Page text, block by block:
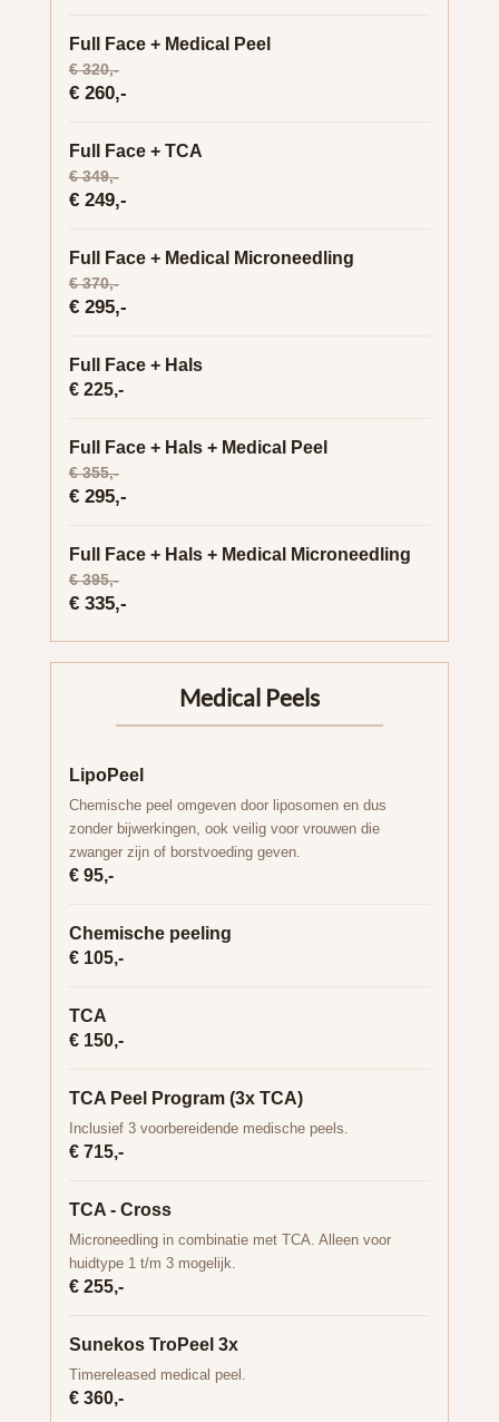
Full Face + Medical Peel
€ 320,-
€ 260,-
Full Face + TCA
€ 349,-
€ 249,-
Full Face + Medical Microneedling
€ 370,-
€ 295,-
Full Face + Hals
€ 225,-
Full Face + Hals + Medical Peel
€ 355,-
€ 295,-
Full Face + Hals + Medical Microneedling
€ 395,-
€ 335,-
Medical Peels
LipoPeel
Chemische peel omgeven door liposomen en dus
zonder bijwerkingen, ook veilig voor vrouwen die
zwanger zijn of borstvoeding geven.
€ 95,-
Chemische peeling
€ 105,-
TCA
€ 150,-
TCA Peel Program (3x TCA)
Inclusief 3 voorbereidende medische peels.
€ 715,-
TCA - Cross
Microneedling in combinatie met TCA. Alleen voor
huidtype 1 t/m 3 mogelijk.
€ 255,-
Sunekos TroPeel 3x
Timereleased medical peel.
€ 360,-